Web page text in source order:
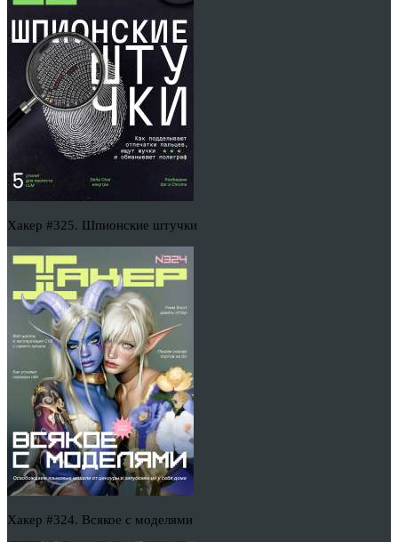
Хакер #325. Шпионские штучки
Хакер #324. Всякое с моделями